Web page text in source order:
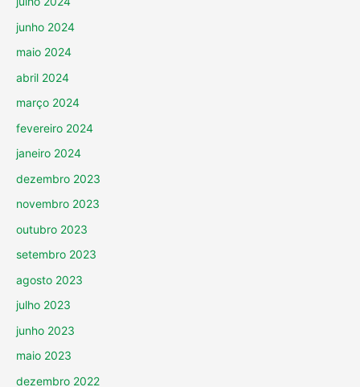
junho 2024
maio 2024
abril 2024
março 2024
fevereiro 2024
janeiro 2024
dezembro 2023
novembro 2023
outubro 2023
setembro 2023
agosto 2023
julho 2023
junho 2023
maio 2023
dezembro 2022